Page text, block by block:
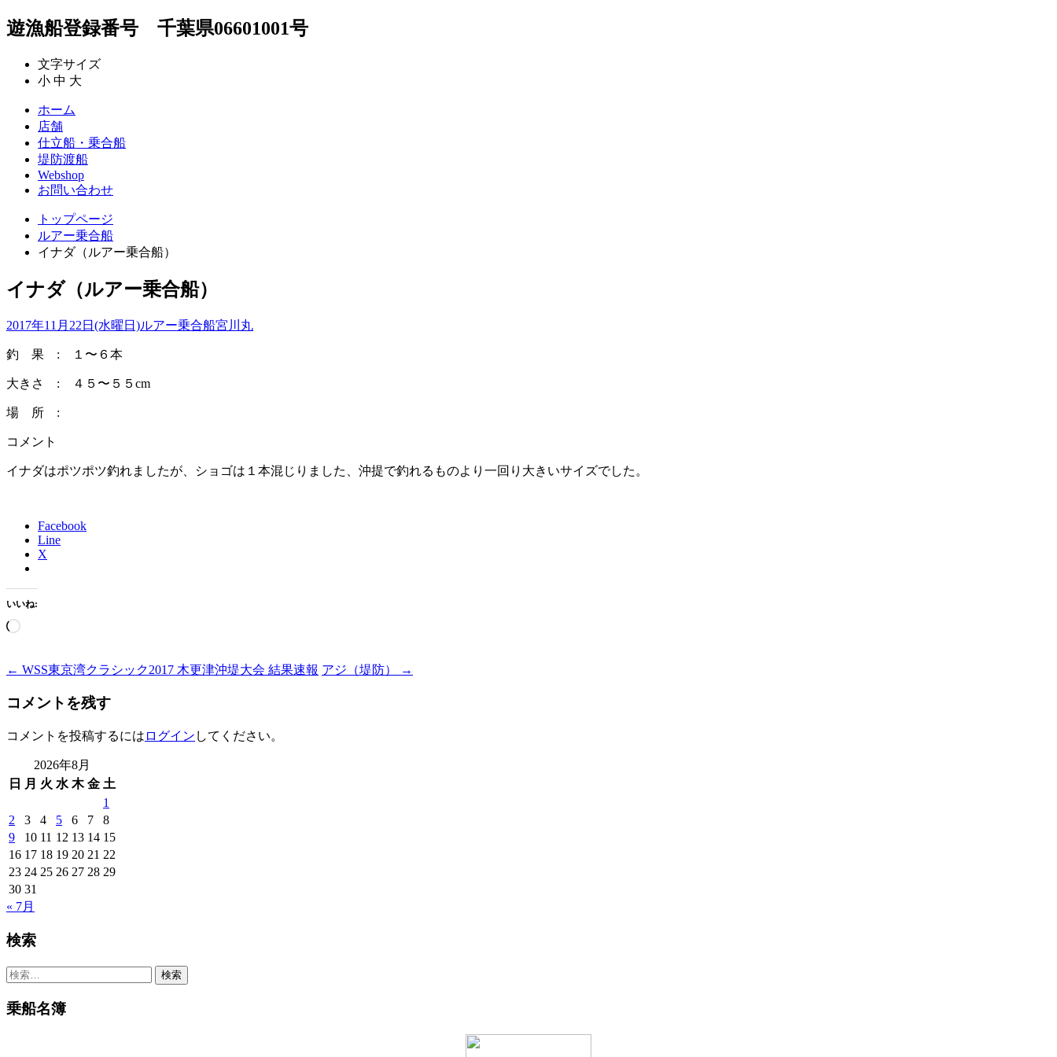
遊漁船登録番号 千葉県06601001号
文字サイズ
小 中 大
ホーム
店舗
仕立船・乗合船
堤防渡船
Webshop
お問い合わせ
トップページ
ルアー乗合船
イナダ（ルアー乗合船）
イナダ（ルアー乗合船）
2017年11月22日(水曜日)ルアー乗合船宮川丸
釣 果 : １〜６本
大きさ : ４５〜５５cm
場 所 :
コメント
イナダはポツポツ釣れましたが、ショゴは１本混じりました、沖提で釣れるものより一回り大きいサイズでした。
Facebook
Line
X
いいね:
読
み
Post
navigation
← WSS東京湾クラシック2017 木更津沖堤大会 結果速報 アジ（堤防） →
コメントを残す
コメントを投稿するには ログイン してください。
2026年8月
日
月 火 水 木 金 土
1
2
3 4 5 6 7
8
9
10 11 12 13 14 15
16 17 18 19 20 21 22
23 24 25 26 27 28 29
30 31
« 7月
検索
検
乗船名簿